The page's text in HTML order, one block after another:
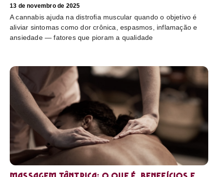
13 de novembro de 2025
A cannabis ajuda na distrofia muscular quando o objetivo é
aliviar sintomas como dor crônica, espasmos, inflamação e
ansiedade — fatores que pioram a qualidade